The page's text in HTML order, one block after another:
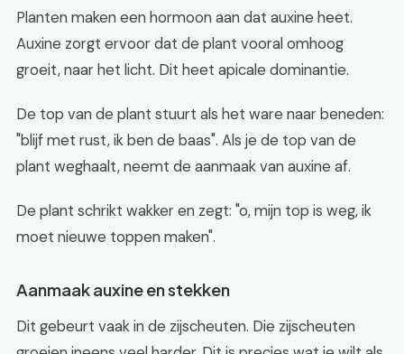
Planten maken een hormoon aan dat auxine heet.
Auxine zorgt ervoor dat de plant vooral omhoog
groeit, naar het licht. Dit heet apicale dominantie.
De top van de plant stuurt als het ware naar beneden:
"blijf met rust, ik ben de baas". Als je de top van de
plant weghaalt, neemt de aanmaak van auxine af.
De plant schrikt wakker en zegt: "o, mijn top is weg, ik
moet nieuwe toppen maken".
Aanmaak auxine en stekken
Dit gebeurt vaak in de zijscheuten. Die zijscheuten